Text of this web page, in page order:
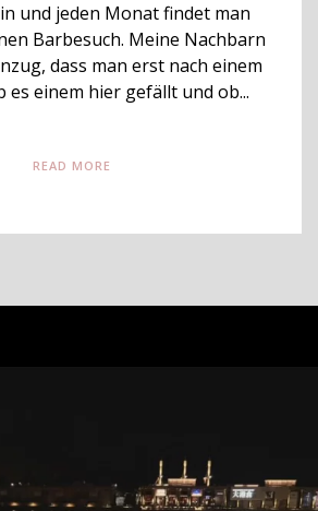
und jeden Monat findet man
Barbesuch. Meine Nachbarn
dass man erst nach einem
es einem hier gefällt und ob...
READ MORE